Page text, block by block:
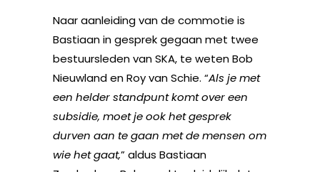
Naar aanleiding van de commotie is
Bastiaan in gesprek gegaan met twee
bestuursleden van SKA, te weten Bob
Nieuwland en Roy van Schie. “Als je met
een helder standpunt komt over een
subsidie, moet je ook het gesprek
durven aan te gaan met de mensen om
wie het gaat,” aldus Bastiaan